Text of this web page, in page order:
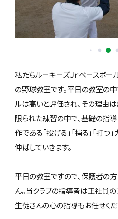
私たちルーキーズＪｒベースボー
の野球教室です。平日の教室の
ルは高いと評価され、その理由
限られた練習の中で、基礎の指
作である「投げる」「捕る」「打
伸ばしていきます。
平日の教室ですので、保護者の
ん。当クラブの指導者は正社員の
生徒さんの心の指導もお任せくだ